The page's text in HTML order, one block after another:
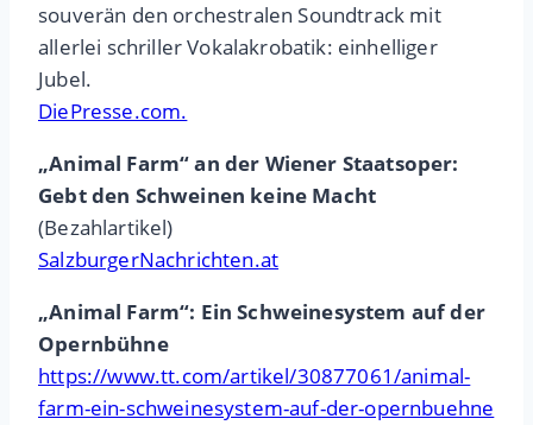
souverän den orchestralen Soundtrack mit
allerlei schriller Vokalakrobatik: einhelliger
Jubel.
DiePresse.com.
„Animal Farm“ an der Wiener Staatsoper:
Gebt den Schweinen keine Macht
(Bezahlartikel)
SalzburgerNachrichten.at
„Animal Farm“: Ein Schweinesystem auf der
Opernbühne
https://www.tt.com/artikel/30877061/animal-
farm-ein-schweinesystem-auf-der-opernbuehne